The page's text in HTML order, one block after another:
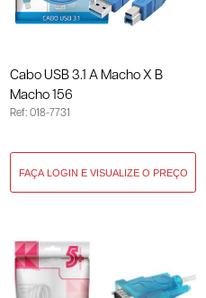
Cabo USB 3.1 A Macho X B
Macho 156
Ref: 018-7731